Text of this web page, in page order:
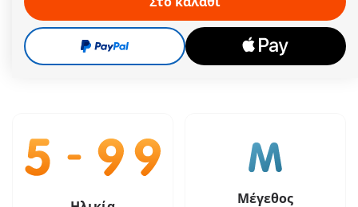
Περισσότερες πληροφορίες
34,99 €
Μέγεθος